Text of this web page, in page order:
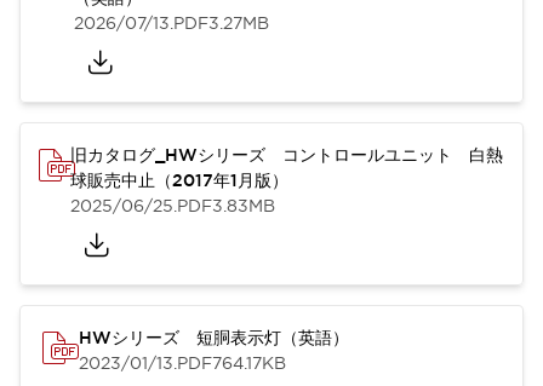
2026/07/13.PDF3.27MB
旧カタログ_HWシリーズ コントロールユニット 白熱
球販売中止（2017年1月版）
2025/06/25.PDF3.83MB
HWシリーズ 短胴表示灯（英語）
2023/01/13.PDF764.17KB